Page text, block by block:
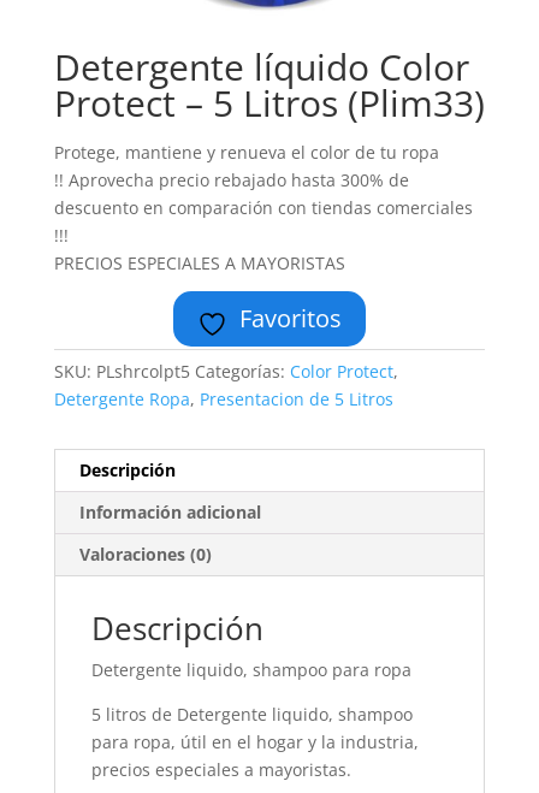
Detergente líquido Color
Protect – 5 Litros (Plim33)
Protege, mantiene y renueva el color de tu ropa
!! Aprovecha precio rebajado hasta 300% de
descuento en comparación con tiendas comerciales
!!!
PRECIOS ESPECIALES A MAYORISTAS
Favoritos
SKU: PLshrcolpt5 Categorías: Color Protect,
Detergente Ropa, Presentacion de 5 Litros
Descripción
Información adicional
Valoraciones (0)
Descripción
Detergente liquido, shampoo para ropa
5 litros de Detergente liquido, shampoo
para ropa, útil en el hogar y la industria,
precios especiales a mayoristas.